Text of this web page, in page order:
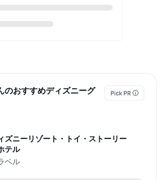
おすすめディズニーグ
ズニーリゾート・トイ・ストーリー
テル
ベル